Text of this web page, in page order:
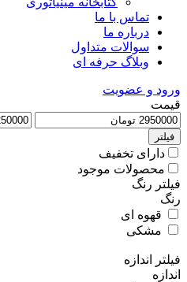
تماس با ما
درباره ما
سوالات متداول
وبلاگ حرفه ای
ورود و عضویت
قیمت
فیلتر
دارای تخفیف
محصولات موجود
فیلتر رنگ
رنگ
قهوه ای
مشکی
فیلتر اندازه
اندازه